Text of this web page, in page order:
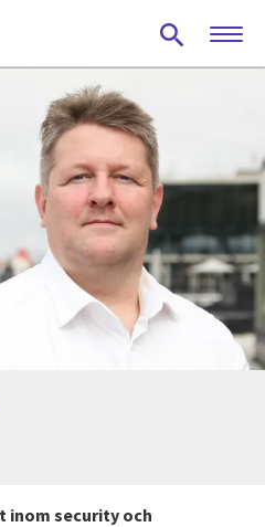
inom security och